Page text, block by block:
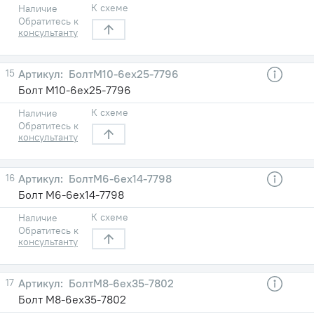
Наличие
Обратитесь к
консультанту
К схеме
15
БолтМ10-6ex25-7796
Болт М10-6eх25-7796
Наличие
Обратитесь к
консультанту
К схеме
16
БолтМ6-6ex14-7798
Болт М6-6eх14-7798
Наличие
Обратитесь к
консультанту
К схеме
17
БолтМ8-6ex35-7802
Болт М8-6eх35-7802